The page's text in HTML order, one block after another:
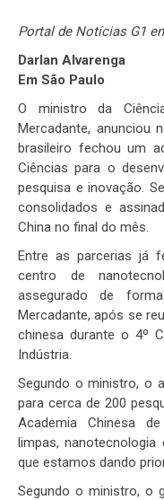
Portal de Notícias G1
Darlan Alvarenga
Em São Paulo
O ministro da
Mercadante, anunciou
brasileiro fechou um
Ciências para o
pesquisa e inovação.
consolidados e
China no final do mês.
Entre as parcerias já
centro de
assegurado de
Mercadante, após se
chinesa durante o 4º
Indústria.
Segundo o ministro, o
para cerca de 200
Academia Chinesa
limpas,
que estamos dando
Segundo o ministro, o